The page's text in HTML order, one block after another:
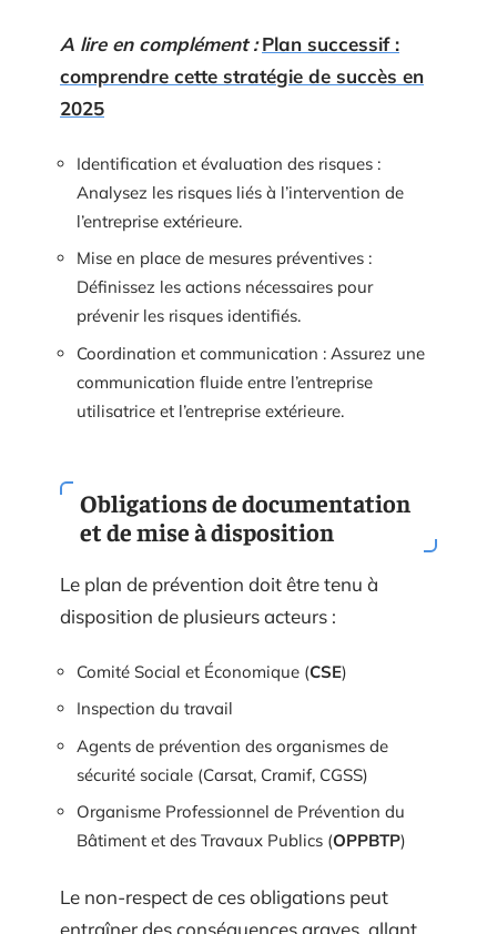
A lire en complément : Plan successif :
comprendre cette stratégie de succès en
2025
Identification et évaluation des risques :
Analysez les risques liés à l’intervention de
l’entreprise extérieure.
Mise en place de mesures préventives :
Définissez les actions nécessaires pour
prévenir les risques identifiés.
Coordination et communication : Assurez une
communication fluide entre l’entreprise
utilisatrice et l’entreprise extérieure.
Obligations de documentation
et de mise à disposition
Le plan de prévention doit être tenu à
disposition de plusieurs acteurs :
Comité Social et Économique (CSE)
Inspection du travail
Agents de prévention des organismes de
sécurité sociale (Carsat, Cramif, CGSS)
Organisme Professionnel de Prévention du
Bâtiment et des Travaux Publics (OPPBTP)
Le non-respect de ces obligations peut
entraîner des conséquences graves, allant